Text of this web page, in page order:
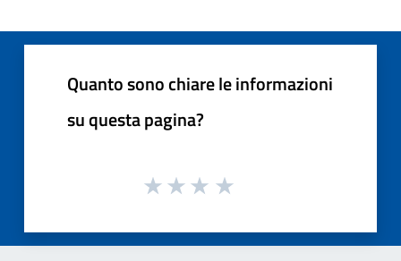
Quanto sono chiare le informazioni
su questa pagina?